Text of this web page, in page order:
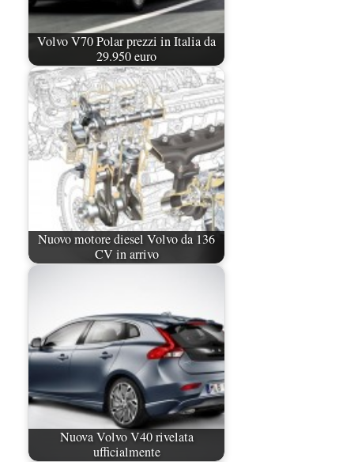
Volvo V70 Polar prezzi in Italia da
29.950 euro
Nuovo motore diesel Volvo da 136
CV in arrivo
Nuova Volvo V40 rivelata
ufficialmente